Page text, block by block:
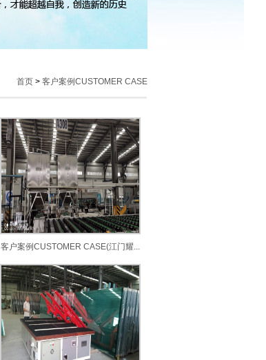
首页 > 客户案例CUSTOMER CASE
客户案例CUSTOMER CASE(江门耀...